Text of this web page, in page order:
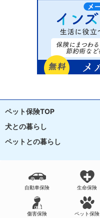
ペット保険TOP
犬との暮らし
ペットとの暮らし
自動車保険 生命保険
傷害保険 ペット保険